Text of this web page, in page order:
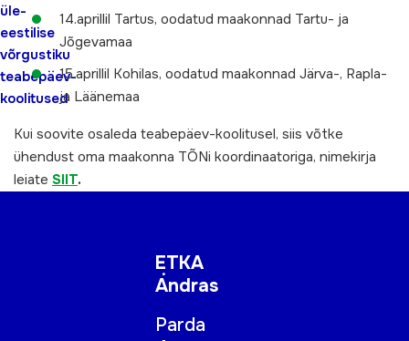
üle-
eestilise
võrgustiku
teabepäev-
koolitused
14.aprillil Tartus, oodatud maakonnad Tartu- ja
Jõgevamaa
15.aprillil Kohilas, oodatud maakonnad Järva-, Rapla-
ja Läänemaa
Kui soovite osaleda teabepäev-koolitusel, siis võtke
ühendust oma maakonna TÕNi koordinaatoriga, nimekirja
leiate SIIT.
ETKA
Andras
Parda